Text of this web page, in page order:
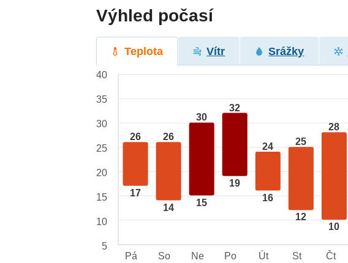
Výhled počasí
Teplota Vítr Srážky
26
17
26
14
30
15
32
19
24
16
25
12
28
10
40
35
30
25
20
15
10
5
Pá
So Ne Po Út St Čt